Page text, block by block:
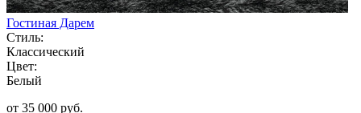
Гостиная Дарем
Стиль:
Классический
Цвет:
Белый
от 35 000 руб.